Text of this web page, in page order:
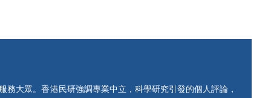
大眾。香港民研強調專業中立，科學研究引發的個人評論，